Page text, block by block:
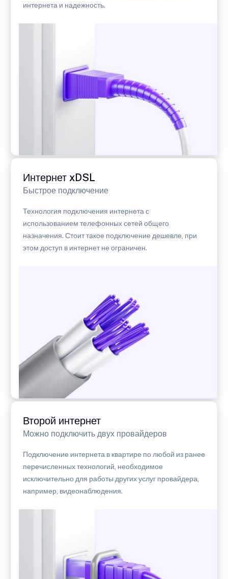
интернета и надежность.
Интернет xDSL
Быстрое подключение
Технология подключения интернета с
использованием телефонных сетей общего
назначения. Стоит такое подключение дешевле, при
этом доступ в интернет не ограничен.
Второй интернет
Можно подключить двух провайдеров
Подключение интернета в квартире по любой из ранее
перечисленных технологий, необходимое
исключительно для работы других услуг провайдера,
например, видеонаблюдения.